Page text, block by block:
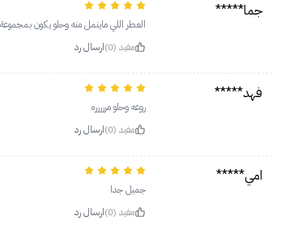
جما*****
العطر اللي ماينمل منه وحلو يكون
مفيد (0)
ارسال رد
فهد*****
روعه وحلو مررررره
مفيد (0)
ارسال رد
امي*****
جميل جدا
مفيد (0)
ارسال رد